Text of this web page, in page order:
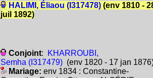
HALIMI, Éliaou (I317478)(env 1810 -
juil 1892)
Conjoint:
KHARROUBI,
Semha (I317479)(env 1820 - 17 jan
Mariage: env 1834 : Constantine-